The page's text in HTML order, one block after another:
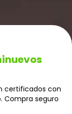
certificados con
Compra seguro